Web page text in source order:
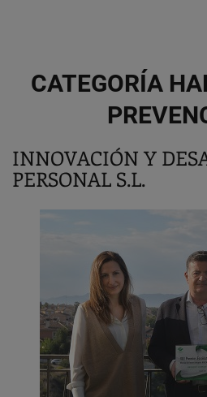
CATEGORÍA
INNOVACIÓN Y
PERSONAL S.L.